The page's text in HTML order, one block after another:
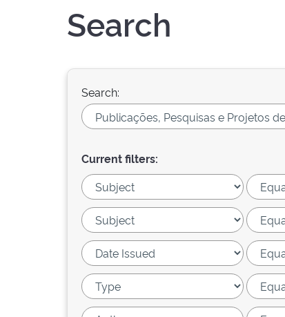
Search
Search:
Current filters: